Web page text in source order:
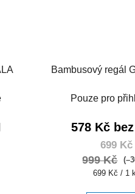
Bambusový regál
Pouze pro
578 Kč
699 Kč
999 Kč
Měrná
699 Kč / 1